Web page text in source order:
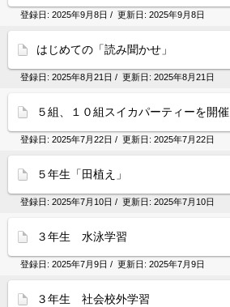
登録日: 2025年9月8日 / 更新日: 2025年9月8日
はじめての「読み聞かせ」
登録日: 2025年8月21日 / 更新日: 2025年8月21日
５組、１０組スイカパーティーを開催
登録日: 2025年7月22日 / 更新日: 2025年7月22日
５年生「田植え」
登録日: 2025年7月10日 / 更新日: 2025年7月10日
３年生 水泳学習
登録日: 2025年7月9日 / 更新日: 2025年7月9日
３年生 社会校外学習